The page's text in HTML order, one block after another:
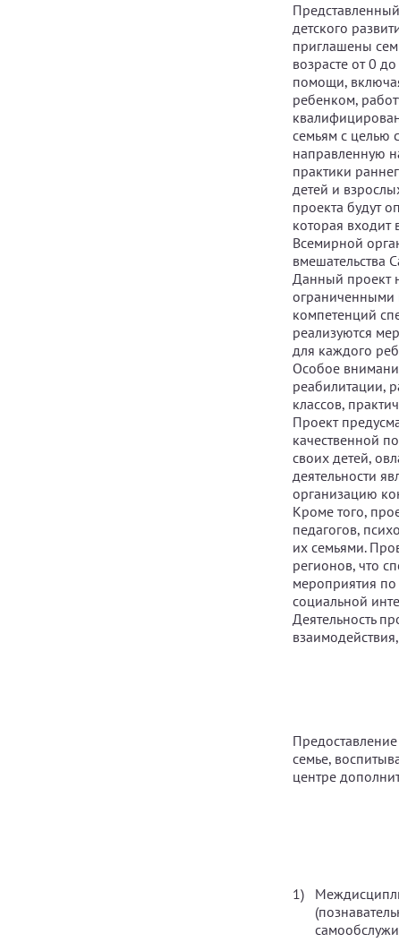
детского
приглашены
возрасте от 0
помощи,
ребенком,
семьям с целью
направленную
практики
детей и
проекта будут
которая
Всемирной
вмешательства
Данный проект
ограниченными
компетенций
реализуются
для каждого
Особое
реабилитации,
классов,
Проект
качественной
своих детей,
деятельности
организацию
Кроме того,
педагогов,
их семьями.
регионов, что
мероприятия
социальной
Деятельность
семье,
центре